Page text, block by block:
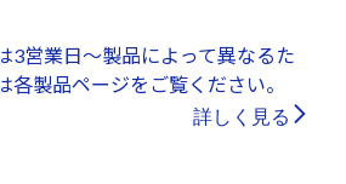
3営業日～製品によって異なるた
各製品ページをご覧ください。
詳しく見る